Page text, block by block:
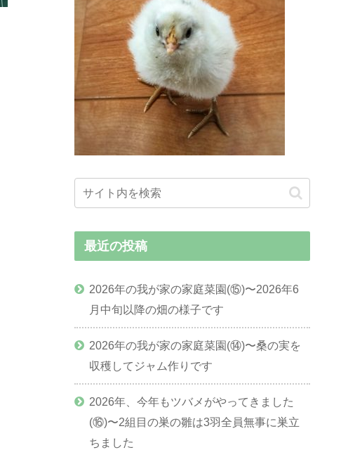
最近の投稿
2026年の我が家の家庭菜園(⑮)〜2026年6
月中旬以降の畑の様子です
2026年の我が家の家庭菜園(⑭)〜桑の実を
収穫してジャム作りです
2026年、今年もツバメがやってきました
(⑯)〜2組目の巣の雛は3羽全員無事に巣立
ちました